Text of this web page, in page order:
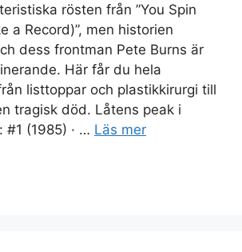
rösten från ”You Spin
a Record)”, men historien
dess frontman Pete Burns är
Här får du hela
listtoppar och plastikkirurgi till
tragisk död. Låtens peak i
#1 (1985) · … Läs mer